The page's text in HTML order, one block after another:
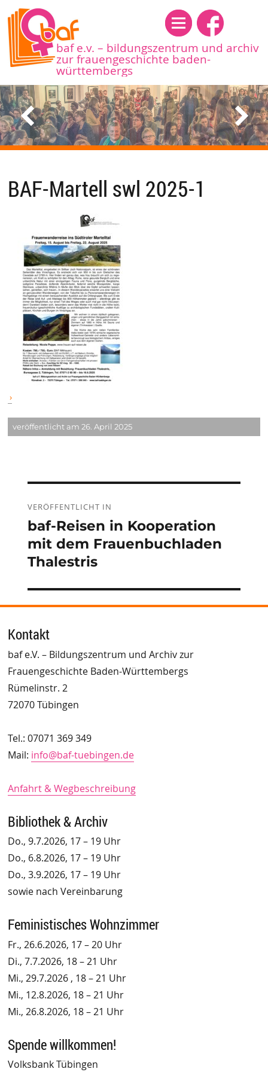
baf e.v. – bildungszentrum und archiv
zur frauengeschichte baden-
württembergs
Menü
BAF-Martell swl 2025-1
veröffentlicht am 26. April 2025
VERÖFFENTLICHT IN
baf-Reisen in Kooperation
mit dem Frauenbuchladen
Thalestris
Kontakt
baf e.V. – Bildungszentrum und Archiv zur
Frauengeschichte Baden-Württembergs
Rümelinstr. 2
72070 Tübingen
Tel.: 07071 369 349
Mail: info@baf-tuebingen.de
Anfahrt & Wegbeschreibung
Bibliothek & Archiv
Do., 9.7.2026, 17 – 19 Uhr
Do., 6.8.2026, 17 – 19 Uhr
Do., 3.9.2026, 17 – 19 Uhr
sowie nach Vereinbarung
Feministisches Wohnzimmer
Fr., 26.6.2026, 17 – 20 Uhr
Di., 7.7.2026, 18 – 21 Uhr
Mi., 29.7.2026 , 18 – 21 Uhr
Mi., 12.8.2026, 18 – 21 Uhr
Mi., 26.8.2026, 18 – 21 Uhr
Spende willkommen!
Volksbank Tübingen